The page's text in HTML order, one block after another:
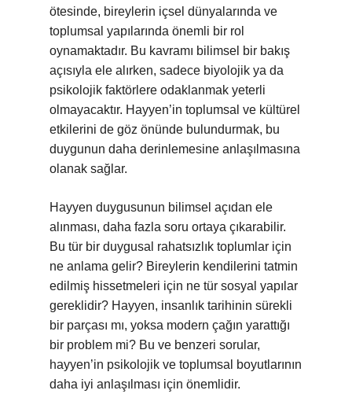
ötesinde, bireylerin içsel dünyalarında ve
toplumsal yapılarında önemli bir rol
oynamaktadır. Bu kavramı bilimsel bir bakış
açısıyla ele alırken, sadece biyolojik ya da
psikolojik faktörlere odaklanmak yeterli
olmayacaktır. Hayyen’in toplumsal ve kültürel
etkilerini de göz önünde bulundurmak, bu
duygunun daha derinlemesine anlaşılmasına
olanak sağlar.
Hayyen duygusunun bilimsel açıdan ele
alınması, daha fazla soru ortaya çıkarabilir.
Bu tür bir duygusal rahatsızlık toplumlar için
ne anlama gelir? Bireylerin kendilerini tatmin
edilmiş hissetmeleri için ne tür sosyal yapılar
gereklidir? Hayyen, insanlık tarihinin sürekli
bir parçası mı, yoksa modern çağın yarattığı
bir problem mi? Bu ve benzeri sorular,
hayyen’in psikolojik ve toplumsal boyutlarının
daha iyi anlaşılması için önemlidir.